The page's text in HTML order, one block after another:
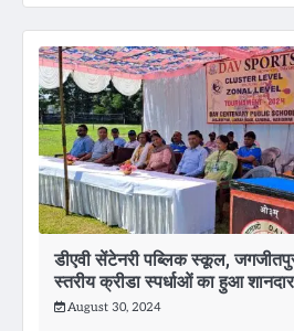
डीएवी सेंटेनरी पब्लिक स्कूल, जगजीतपुर,
स्तरीय क्रीडा स्पर्धाओं का हुआ
August 30, 2024